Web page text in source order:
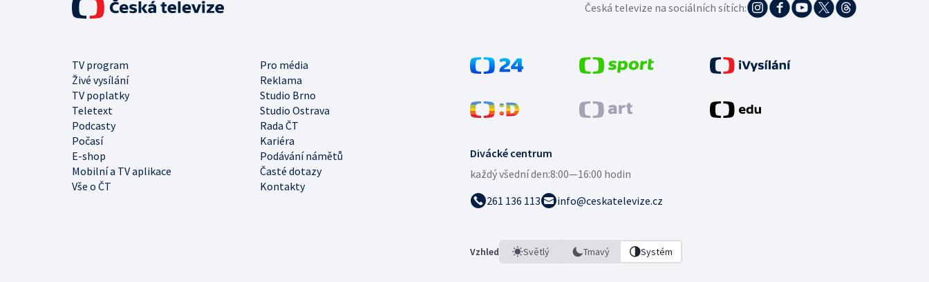
Divácké centrum
každý všední den:8:00—16:00 hodin
261 136 113
info@ceskatelevize.cz
Vzhled Světlý Tmavý Systém
TV program
Pro média
Živé vysílání
Reklama
TV poplatky
Studio Brno
Teletext
Studio Ostrava
Podcasty
Rada ČT
Počasí
Kariéra
E-shop
Podávání námětů
Mobilní a TV aplikace
Časté dotazy
Vše o ČT
Kontakty
Česká televize na sociálních sítích: